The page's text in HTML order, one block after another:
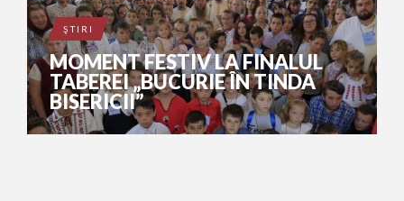
ŞTIRI
MOMENT FESTIV LA FINALUL
TABEREI „BUCURIE ÎN TINDA
BISERICII”